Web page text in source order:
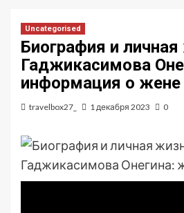
Uncategorised
Биография и
Гаджикасимова
информация о жене
travelbox27_ 1 декабря 2023 0